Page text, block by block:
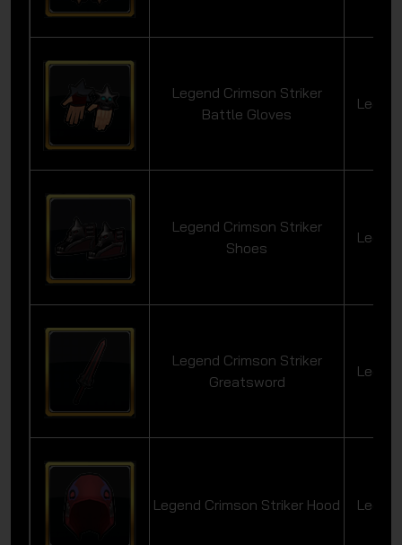
Legend Crimson Striker
Battle Gloves
Legend Crimson Striker
Shoes
Legend Crimson Striker
Greatsword
Legend Crimson Striker Hood